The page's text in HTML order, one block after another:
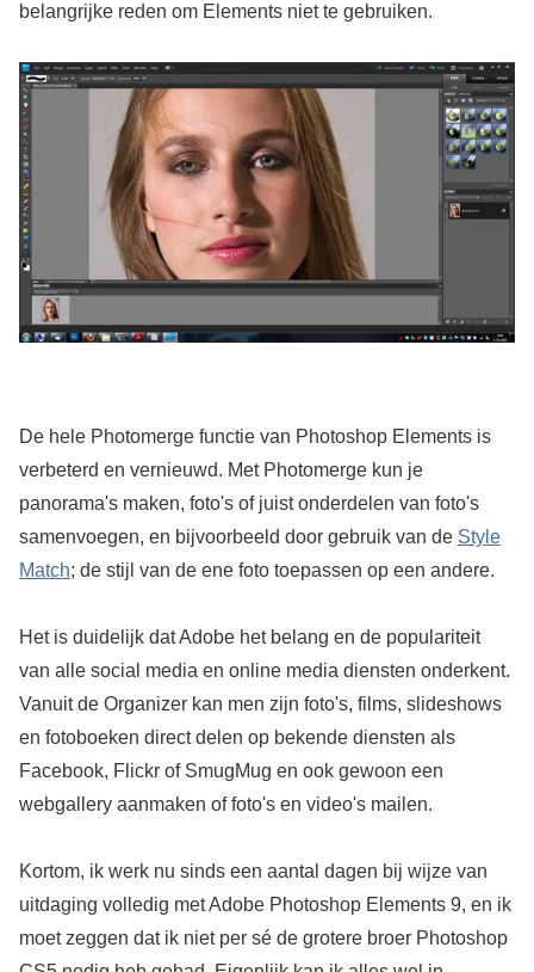
belangrijke reden om Elements niet te gebruiken.
De hele Photomerge functie van Photoshop Elements is
verbeterd en vernieuwd. Met Photomerge kun je
panorama's maken, foto's of juist onderdelen van foto's
samenvoegen, en bijvoorbeeld door gebruik van de Style
Match; de stijl van de ene foto toepassen op een andere.
Het is duidelijk dat Adobe het belang en de populariteit
van alle social media en online media diensten onderkent.
Vanuit de Organizer kan men zijn foto's, films, slideshows
en fotoboeken direct delen op bekende diensten als
Facebook, Flickr of SmugMug en ook gewoon een
webgallery aanmaken of foto's en video's mailen.
Kortom, ik werk nu sinds een aantal dagen bij wijze van
uitdaging volledig met Adobe Photoshop Elements 9, en ik
moet zeggen dat ik niet per sé de grotere broer Photoshop